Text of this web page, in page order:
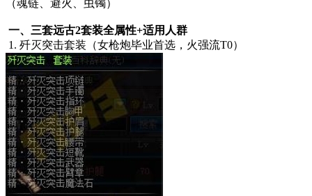
一、三套远古2套装全属性+适用人群
1. 歼灭突击套装（女枪炮毕业首选，火强流T0）